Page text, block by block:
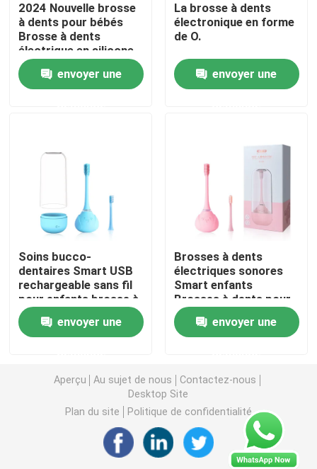
Nous contacter
Demandez un devis
Brosse à dents électrique adulte
Brosse à dents électrique d'enfants
Sonic Electric Toothbrush
2024 Nouvelle brosse
à dents pour bébés
Brosse à dents
électrique en silicone
pour enfants avec
minuterie intelligente
envoyer une
La brosse à dents
électronique en forme
de O.
envoyer une
Soins bucco-
dentaires Smart USB
rechargeable sans fil
pour enfants brosse à
dents électrique avec
minuterie intelligente
envoyer une
Brosses à dents
électriques sonores
Smart enfants
Brosses à dents pour
enfants Brosses à
dents électriques
imperméables
envoyer une
Aperçu Au sujet de nous
Contactez-nous
Desktop Site
Plan du site
Politique de confidentialité